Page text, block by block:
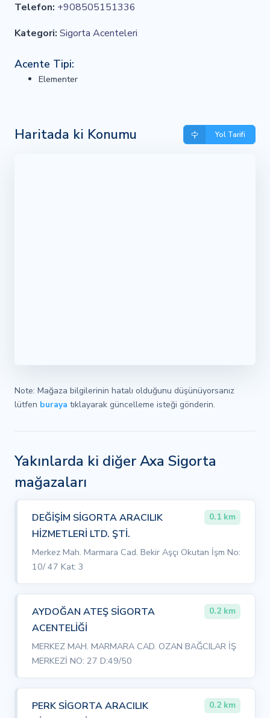
Telefon: +908505151336
Kategori: Sigorta Acenteleri
Acente Tipi:
Elementer
Haritada ki Konumu Yol Tarifi
Note: Mağaza bilgilerinin hatalı olduğunu düşünüyorsanız
lütfen buraya tıklayarak güncelleme isteği gönderin.
Yakınlarda ki diğer Axa Sigorta
mağazaları
DEĞİŞİM SİGORTA ARACILIK
HİZMETLERİ LTD. ŞTİ.
0.1 km
Merkez Mah. Marmara Cad. Bekir Aşçı Okutan İşm No:
10/ 47 Kat: 3
AYDOĞAN ATEŞ SİGORTA
ACENTELİĞİ
0.2 km
MERKEZ MAH. MARMARA CAD. OZAN BAĞCILAR İŞ
MERKEZİ NO: 27 D:49/50
PERK SİGORTA ARACILIK
0.2 km